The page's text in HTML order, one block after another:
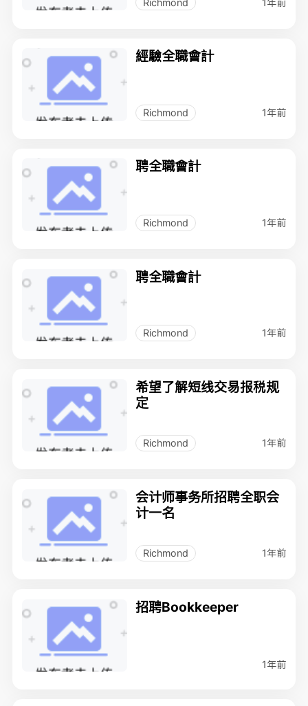
經驗全職會計
Richmond 1年前
聘全職會計
Richmond 1年前
聘全職會計
Richmond 1年前
希望了解短线交易报税规
定
Richmond 1年前
会计师事务所招聘全职会
计一名
Richmond 1年前
招聘Bookkeeper
1年前